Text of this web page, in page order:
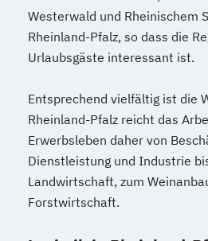
Westerwald und Rheinischem
Rheinland-Pfalz, so dass die
Urlaubsgäste interessant ist.
Entsprechend vielfältig ist die
Rheinland-Pfalz reicht das
Erwerbsleben daher von
Dienstleistung und Industrie
Landwirtschaft, zum
Forstwirtschaft.